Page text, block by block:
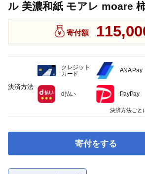
ル 美濃和紙 モアレ moare
寄付額
寄付をする
決済方法
クレジット
カード
ANA Pay
d払い PayPay
決済方法ごと